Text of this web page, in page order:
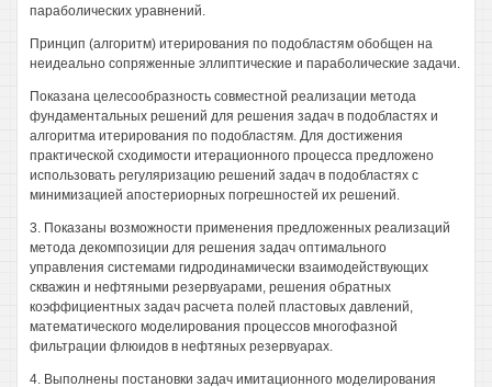
параболических уравнений.
Принцип (алгоритм) итерирования по подобластям обобщен на
неидеально сопряженные эллиптические и параболические задачи.
Показана целесообразность совместной реализации метода
фундаментальных решений для решения задач в подобластях и
алгоритма итерирования по подобластям. Для достижения
практической сходимости итерационного процесса предложено
использовать регуляризацию решений задач в подобластях с
минимизацией апостериорных погрешностей их решений.
3. Показаны возможности применения предложенных реализаций
метода декомпозиции для решения задач оптимального
управления системами гидродинамически взаимодействующих
скважин и нефтяными резервуарами, решения обратных
коэффициентных задач расчета полей пластовых давлений,
математического моделирования процессов многофазной
фильтрации флюидов в нефтяных резервуарах.
4. Выполнены постановки задач имитационного моделирования